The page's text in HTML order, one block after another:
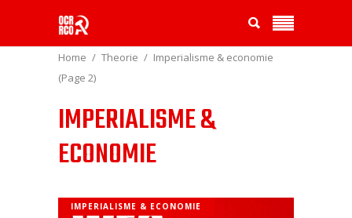
Home Theorie
Imperialisme & economie
(Page 2)
IMPERIALISME &
ECONOMIE
IMPERIALISME & ECONOMIE